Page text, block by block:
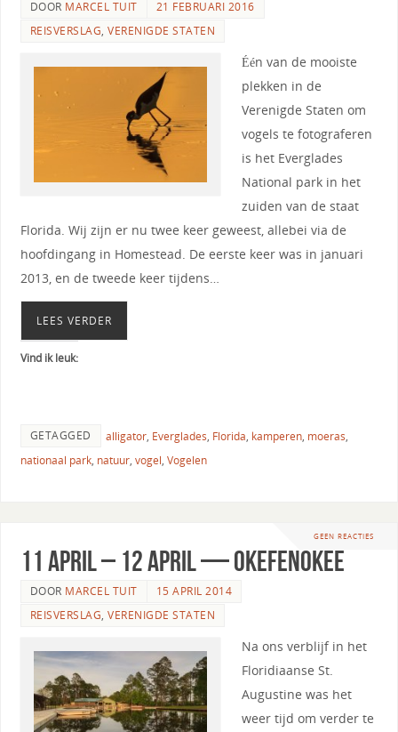
DOOR MARCEL TUIT
21 FEBRUARI 2016
REISVERSLAG,VERENIGDE STATEN
Één van de mooiste
plekken in de
Verenigde Staten om
vogels te fotograferen
is het Everglades
National park in het
zuiden van de staat
Florida. Wij zijn er nu twee keer geweest, allebei via de
hoofdingang in Homestead. De eerste keer was in januari
2013, en de tweede keer tijdens…
LEES VERDER
Vind ik leuk:
GETAGGED alligator, Everglades, Florida, kamperen, moeras,
nationaal park, natuur, vogel, Vogelen
GEEN REACTIES
11 april – 12 april — Okefenokee
DOOR MARCEL TUIT
15 APRIL 2014
REISVERSLAG,VERENIGDE STATEN
Na ons verblijf in het
Floridiaanse St.
Augustine was het
weer tijd om verder te